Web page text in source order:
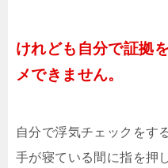
けれども自分で証拠
メできません。
自分で浮気チェックをす
手が寝ている間に指を押